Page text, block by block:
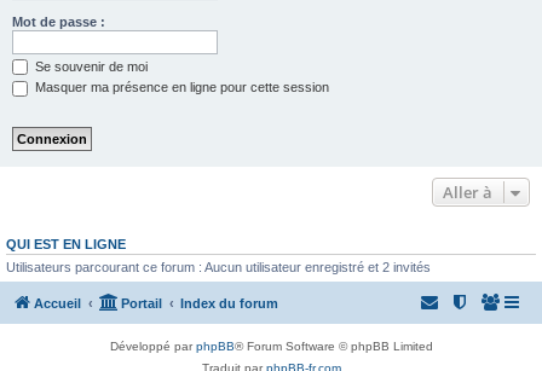
Mot de passe :
Se souvenir de moi
Masquer ma présence en ligne pour cette session
Aller à
QUI EST EN LIGNE
Utilisateurs parcourant ce forum : Aucun utilisateur enregistré et 2 invités
Accueil Portail Index du forum
Développé parphpBB® Forum Software © phpBB Limited
Traduit parphpBB-fr.com